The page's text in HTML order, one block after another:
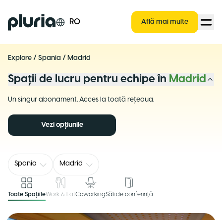
Logo Pluria RO Află mai multe
Explore / Spania / Madrid
Spații de lucru pentru echipe în Madrid
Un singur abonament. Acces la toată rețeaua.
Vezi opțiunile
Spania Madrid
Toate SpațiileWork & EatCoworkingSăli de conferință